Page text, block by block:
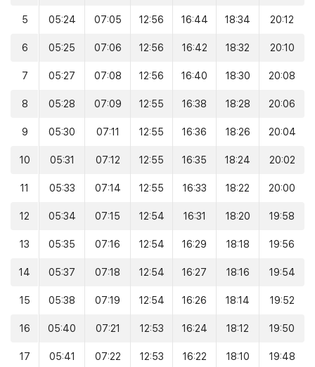
5 05:24 07:05 12:56 16:44 18:34 20:12
6 05:25 07:06 12:56 16:42 18:32 20:10
7 05:27 07:08 12:56 16:40 18:30 20:08
8 05:28 07:09 12:55 16:38 18:28 20:06
9 05:30 07:11 12:55 16:36 18:26 20:04
10 05:31 07:12 12:55 16:35 18:24 20:02
11 05:33 07:14 12:55 16:33 18:22 20:00
12 05:34 07:15 12:54 16:31 18:20 19:58
13 05:35 07:16 12:54 16:29 18:18 19:56
14 05:37 07:18 12:54 16:27 18:16 19:54
15 05:38 07:19 12:54 16:26 18:14 19:52
16 05:40 07:21 12:53 16:24 18:12 19:50
17 05:41 07:22 12:53 16:22 18:10 19:48